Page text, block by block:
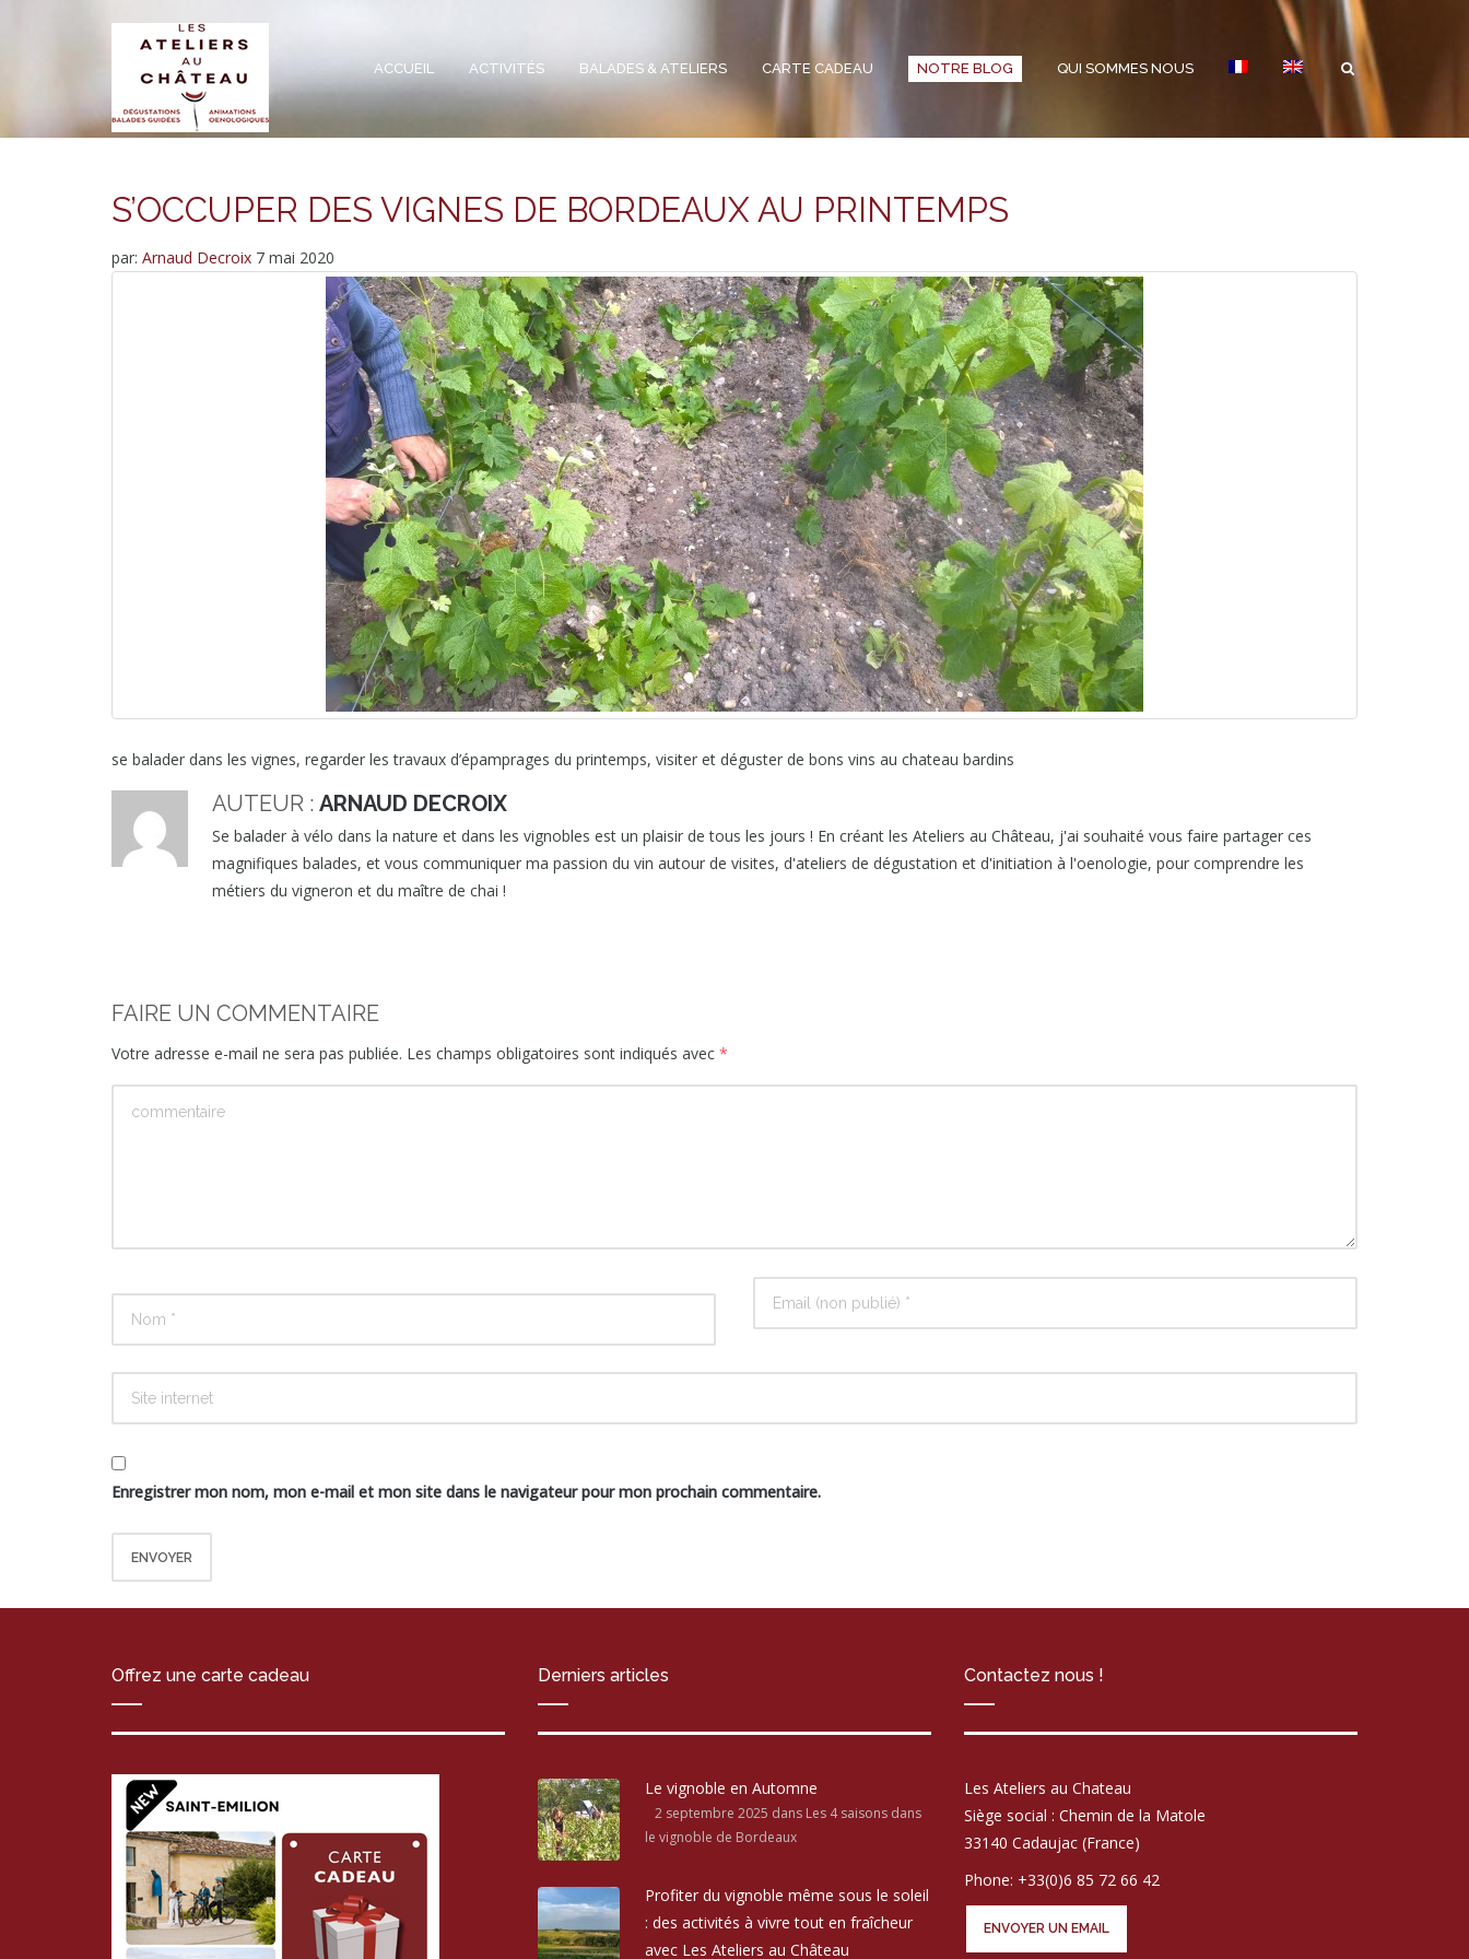
ACCUEIL ACTIVITÉS BALADES & ATELIERS CARTE CADEAU NOTRE BLOG QUI SOMMES NOUS
S’OCCUPER DES VIGNES DE BORDEAUX AU PRINTEMPS
par: Arnaud Decroix 7 mai 2020
se balader dans les vignes, regarder les travaux d’épamprages du printemps, visiter et déguster de bons vins au chateau bardins
AUTEUR : ARNAUD DECROIX
Se balader à vélo dans la nature et dans les vignobles est un plaisir de tous les jours ! En créant les Ateliers au Château, j'ai souhaité vous faire partager ces
magnifiques balades, et vous communiquer ma passion du vin autour de visites, d'ateliers de dégustation et d'initiation à l'oenologie, pour comprendre les
métiers du vigneron et du maître de chai !
FAIRE UN COMMENTAIRE
Votre adresse e-mail ne sera pas publiée. Les champs obligatoires sont indiqués avec *
Enregistrer mon nom, mon e-mail et mon site dans le navigateur pour mon prochain commentaire.
Offrez une carte cadeau Derniers articles
Le vignoble en Automne
2 septembre 2025 dans Les 4 saisons dans
le vignoble de Bordeaux
Profiter du vignoble même sous le soleil
: des activités à vivre tout en fraîcheur
avec Les Ateliers au Château
Contactez nous !
Les Ateliers au Chateau
Siège social : Chemin de la Matole
33140 Cadaujac (France)
Phone: +33(0)6 85 72 66 42
ENVOYER UN EMAIL